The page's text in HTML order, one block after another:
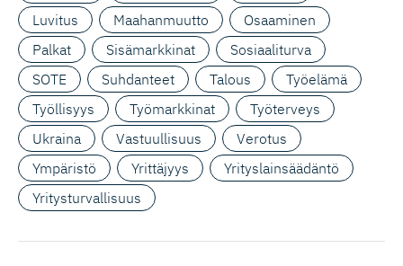
Luvitus
Maahanmuutto
Osaaminen
Palkat
Sisämarkkinat
Sosiaaliturva
SOTE
Suhdanteet Talous
Työelämä
Työllisyys
Työmarkkinat
Työterveys
Ukraina
Vastuullisuus
Verotus
Ympäristö
Yrittäjyys
Yrityslainsäädäntö
Yritysturvallisuus